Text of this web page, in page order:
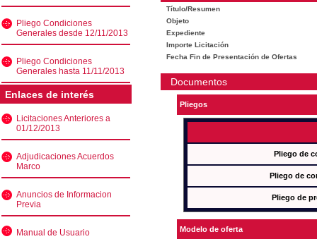
Pliego Condiciones
Generales desde 12/11/2013
Pliego Condiciones
Generales hasta 11/11/2013
Enlaces de interés
Licitaciones Anteriores a
01/12/2013
Adjudicaciones Acuerdos
Marco
Anuncios de Informacion
Previa
Manual de Usuario
Título/Resumen
Objeto
Expediente
Importe Licitación
Fecha Fin de Presentación de Ofertas
Documentos
Pliegos
Pliego de
Pliego de
Pliego de
Modelo de oferta